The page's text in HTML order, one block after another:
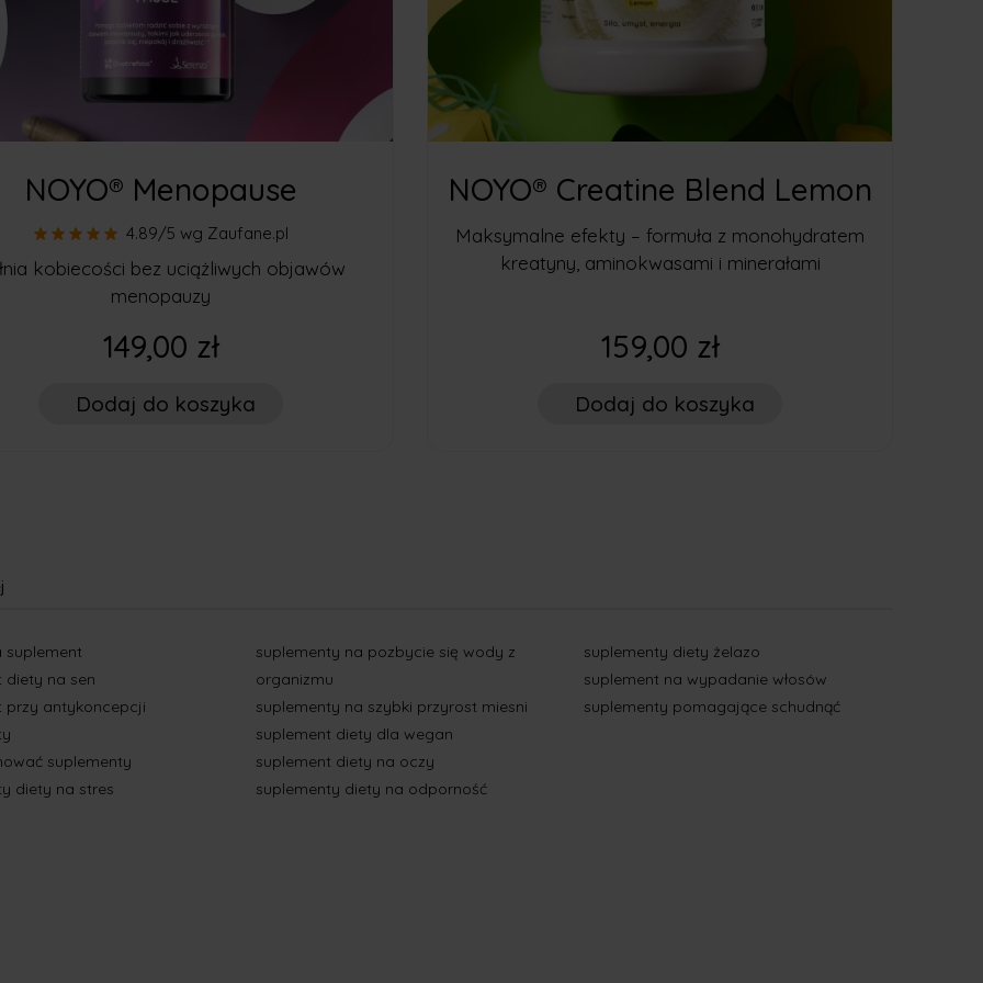
NOYO® Menopause
4.89/5 wg Zaufane.pl
kobiecości bez uciążliwych objawów
menopauzy
149,00 zł
Dodaj do koszyka
NOYO® Creatine Blend Lemon
Maksymalne efekty – formuła z monohydratem
kreatyny, aminokwasami i minerałami
159,00 zł
Dodaj do koszyka
suplement
diety na sen
przy antykoncepcji
suplementy
diety na stres
suplementy na pozbycie się wody z
organizmu
suplementy na szybki przyrost miesni
suplement diety dla wegan
suplement diety na oczy
suplementy diety na odporność
suplementy diety żelazo
suplement na wypadanie włosów
suplementy pomagające schudnąć